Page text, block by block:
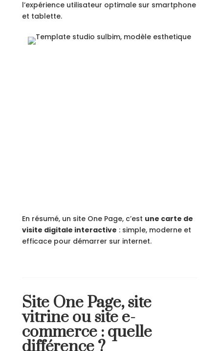
l’expérience utilisateur optimale sur smartphone
et tablette.
En résumé, un site One Page, c’est une carte de
visite digitale interactive : simple, moderne et
efficace pour démarrer sur internet.
Site One Page, site
vitrine ou site e-
commerce : quelle
différence ?